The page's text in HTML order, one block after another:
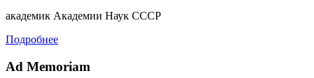
академик Академии Наук СССР
Подробнее
Ad Memoriam